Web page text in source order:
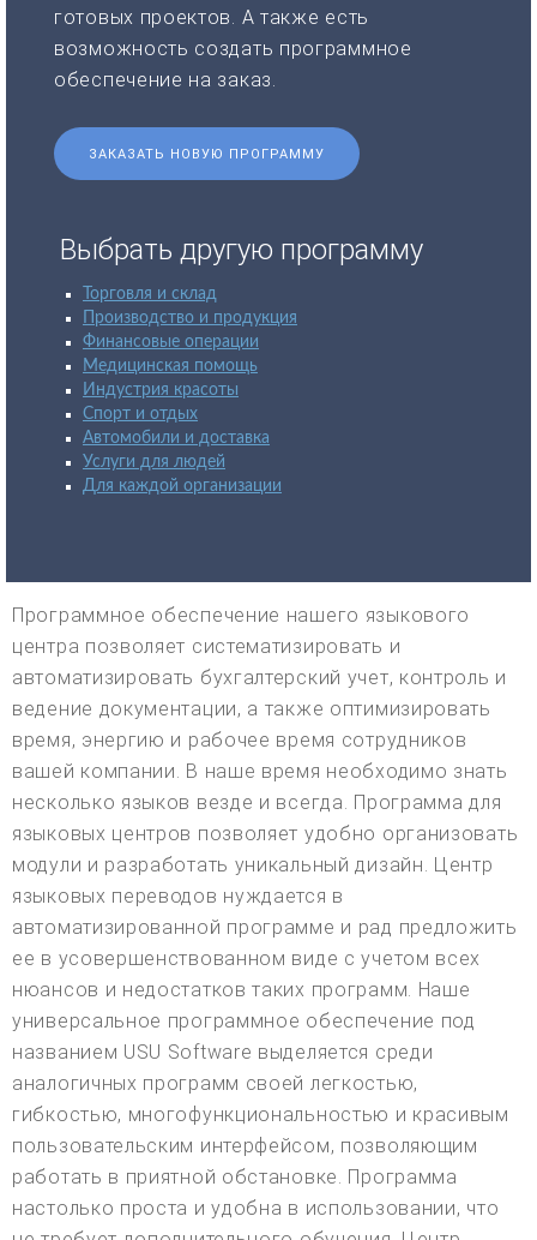
готовых проектов. А также есть
возможность создать программное
обеспечение на заказ.
ЗАКАЗАТЬ НОВУЮ ПРОГРАММУ
Выбрать другую программу
Торговля и склад
Производство и продукция
Финансовые операции
Медицинская помощь
Индустрия красоты
Спорт и отдых
Автомобили и доставка
Услуги для людей
Для каждой организации
Программное обеспечение нашего языкового
центра позволяет систематизировать и
автоматизировать бухгалтерский учет, контроль и
ведение документации, а также оптимизировать
время, энергию и рабочее время сотрудников
вашей компании. В наше время необходимо знать
несколько языков везде и всегда. Программа для
языковых центров позволяет удобно организовать
модули и разработать уникальный дизайн. Центр
языковых переводов нуждается в
автоматизированной программе и рад предложить
ее в усовершенствованном виде с учетом всех
нюансов и недостатков таких программ. Наше
универсальное программное обеспечение под
названием USU Software выделяется среди
аналогичных программ своей легкостью,
гибкостью, многофункциональностью и красивым
пользовательским интерфейсом, позволяющим
работать в приятной обстановке. Программа
настолько проста и удобна в использовании, что